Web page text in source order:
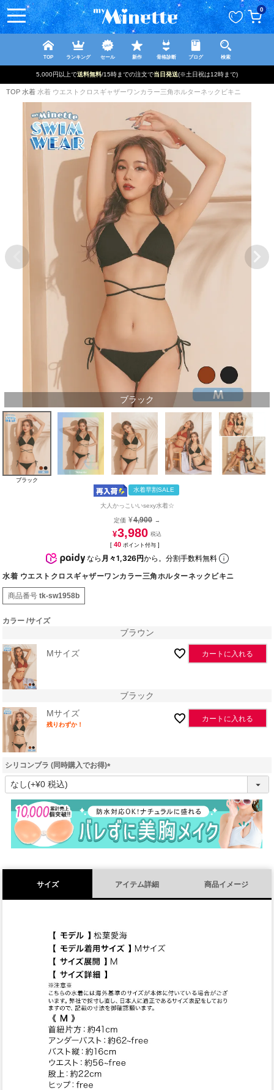
0
TOP ランキング セール 新作 骨格診断 ブログ 検索
5,000円以上で送料無料/15時までの注文で当日発送(※土日祝は12時まで)
TOP 水着 水着 ウエストクロスギャザーワンカラー三角ホルターネックビキニ
ブラック
ブラック
水着早割SALE
大人かっこいいsexy水着☆
定価 ¥4,900 →
¥3,980
[ 40 ポイント付与 ]
なら 月々1,326円から。分割手数料無料
水着 ウエストクロスギャザーワンカラー三角ホルターネックビキニ
商品番号 tk-sw1958b
カラー サイズ
ブラウン
Mサイズ カートに入れる
ブラック
Mサイズ
残りわずか！
カートに入れる
シリコンブラ (同時購入でお得)
(
須
)
サイズ アイテム詳細 商品イメージ
ペー
ジト
ップ